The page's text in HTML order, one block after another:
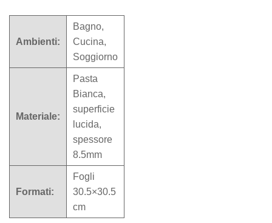
Ambienti:
Bagno,
Cucina,
Soggiorno
Materiale:
Pasta
Bianca,
superficie
lucida,
spessore
8.5mm
Formati:
Fogli
30.5×30.5
cm